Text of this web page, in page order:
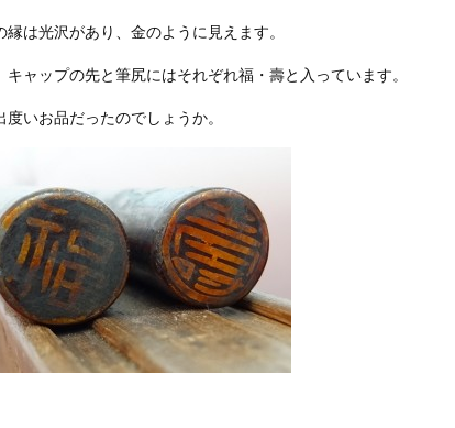
縁は光沢があり、金のように見えます。
キャップの先と筆尻にはそれぞれ福・壽と入っています。
度いお品だったのでしょうか。